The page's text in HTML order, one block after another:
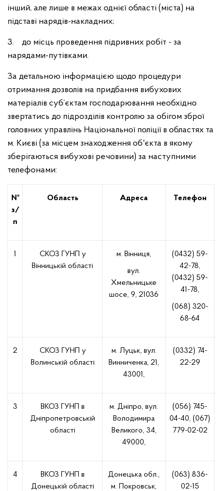
інший, але лише в межах однієї області (міста) на
підставі нарядів-накладних;
3. до місць проведення підривних робіт - за
нарядами-путівками.
За детальною інформацією щодо процедури
отримання дозволів на придбання вибухових
матеріалів суб’єктам господарювання необхідно
звертатись до підрозділів контролю за обігом зброї
головних управлінь Національної поліції в областях та
м. Києві (за місцем знаходження об'єкта в якому
зберігаються вибухові речовини) за наступними
телефонами:
№
з/
п
Область Адреса Телефон
1
СКОЗ ГУНП у
Вінницькій області
м. Вінниця,
вул.
Хмельницьке
шосе, 9, 21036
(0432) 59-
42-78,
(0432) 59-
41-78,
(068) 320-
68-64
2
СКОЗ ГУНП у
Волинській області
м. Луцьк, вул.
Винниченка, 21,
43001,
(0332) 74-
22-29
3
ВКОЗ ГУНП в
Дніпропетровській
області
м. Дніпро, вул.
Володимира
Великого, 34,
49000,
(056) 745-
04-40, (067)
779-02-02
4
ВКОЗ ГУНП в
Донецькій області
Донецька обл.,
м. Покровськ,
(063) 836-
02-15